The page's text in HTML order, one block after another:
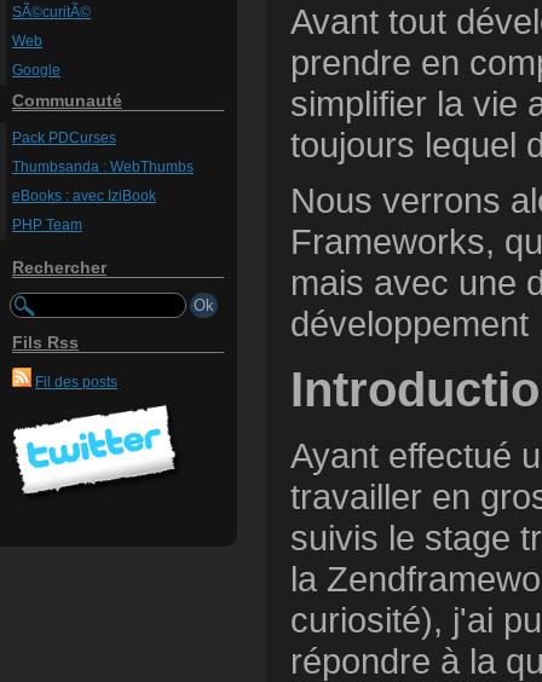
SÃ©curitÃ©
Web
Google
Communauté
Pack PDCurses
Thumbsanda : WebThumbs
eBooks : avec IziBook
PHP Team
Rechercher
Fils Rss
Fil des posts
Avant tout
prendre en
simplifier la vie
toujours lequel
Nous verrons
Frameworks,
mais avec une
développement
Ayant effectué
travailler en
suivis le stage
la
curiosité), j'ai
répondre à la